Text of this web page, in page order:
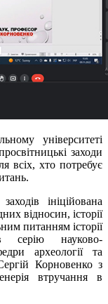
університеті
заходи
всіх, хто потребує
ініційована
відносин, історії
питанням історії
серію науково-
археології та
Корновенко з
втручання в